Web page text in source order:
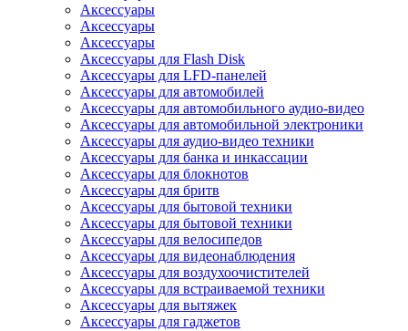
Аксессуары
Аксессуары
Аксессуары
Аксессуары для Flash Disk
Аксессуары для LFD-панелей
Аксессуары для автомобилей
Аксессуары для автомобильного аудио-видео
Аксессуары для автомобильной электроники
Аксессуары для аудио-видео техники
Аксессуары для банка и инкассации
Аксессуары для блокнотов
Аксессуары для бритв
Аксессуары для бытовой техники
Аксессуары для бытовой техники
Аксессуары для велосипедов
Аксессуары для видеонаблюдения
Аксессуары для воздухоочистителей
Аксессуары для встраиваемой техники
Аксессуары для вытяжек
Аксессуары для гаджетов